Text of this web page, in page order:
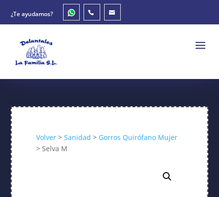
¿Te ayudamos?
Volver> Sanidad > Gorros Quirófano Mujer
> Selva M